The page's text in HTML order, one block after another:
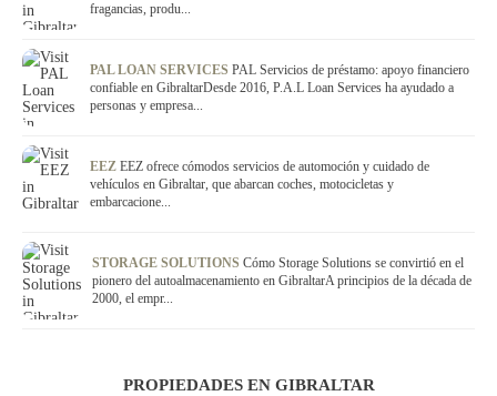
fragancias, produ...
PAL LOAN SERVICES PAL Servicios de préstamo: apoyo financiero
confiable en GibraltarDesde 2016, P.A.L Loan Services ha ayudado a
personas y empresa...
EEZ EEZ ofrece cómodos servicios de automoción y cuidado de
vehículos en Gibraltar, que abarcan coches, motocicletas y
embarcacione...
STORAGE SOLUTIONS Cómo Storage Solutions se convirtió en el
pionero del autoalmacenamiento en GibraltarA principios de la década de
2000, el empr...
PROPIEDADES EN GIBRALTAR